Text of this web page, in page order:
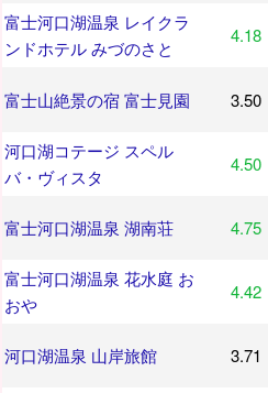
富士河口湖温泉 レイクラ
ンドホテル みづのさと
4.18
富士山絶景の宿 富士見園 3.50
河口湖コテージ スペル
バ・ヴィスタ
4.50
富士河口湖温泉 湖南荘 4.75
富士河口湖温泉 花水庭 お
おや
4.42
河口湖温泉 山岸旅館 3.71